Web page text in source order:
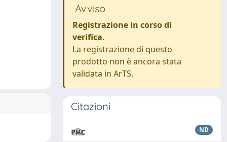
Avviso
Registrazione in corso di
verifica.
La registrazione di questo
prodotto non è ancora stata
validata in ArTS.
Citazioni
ND